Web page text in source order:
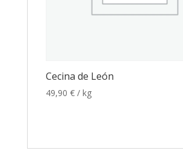
Cecina de León
49,90 € / kg